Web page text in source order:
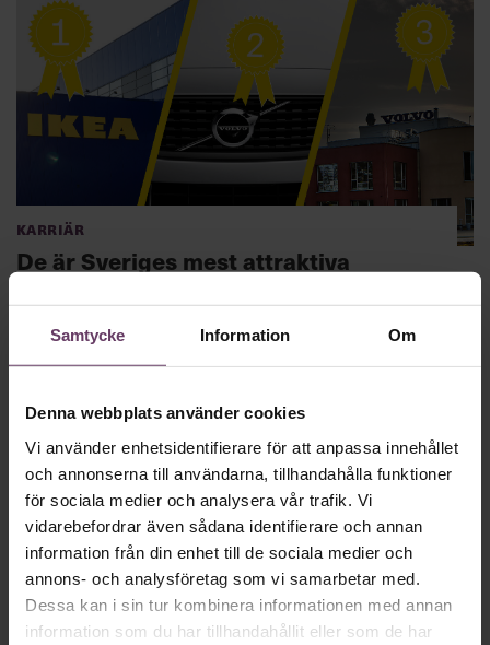
Samtycke Information Om
Denna webbplats använder cookies
Vi använder enhetsidentifierare för att anpassa innehållet
och annonserna till användarna, tillhandahålla funktioner
för sociala medier och analysera vår trafik. Vi
vidarebefordrar även sådana identifierare och annan
information från din enhet till de sociala medier och
annons- och analysföretag som vi samarbetar med.
Dessa kan i sin tur kombinera informationen med annan
information som du har tillhandahållit eller som de har
Karriär
De är Sveriges mest attraktiva
Ikea, Volvo och SVT är företagen svenskarna helst vill jobba
på just nu, visar en ny undersökning. Men flera av de andra
företagen är nya på topp-10-listan.
Karriär